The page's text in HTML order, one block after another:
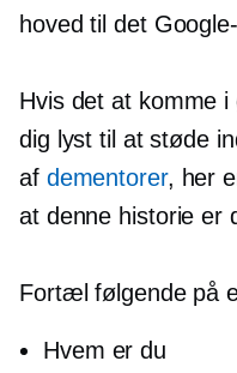
hoved til det
Hvis det at komme
dig lyst til at støde
af dementorer, her
at denne historie er
Fortæl følgende på
Hvem er du